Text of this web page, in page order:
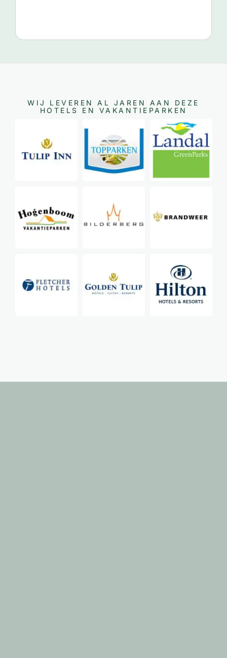
WIJ LEVEREN AL JAREN AAN DEZE
HOTELS EN VAKANTIEPARKEN